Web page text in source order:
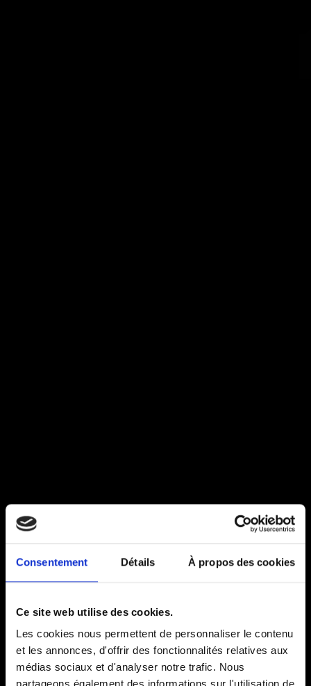
Consentement Détails À propos des cookies
Ce site web utilise des cookies.
Les cookies nous permettent de personnaliser le contenu
et les annonces, d'offrir des fonctionnalités relatives aux
médias sociaux et d'analyser notre trafic. Nous
partageons également des informations sur l'utilisation de